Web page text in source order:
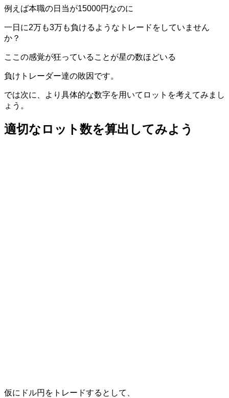
例えば本職の日当が15000円なのに
一日に2万も3万も負けるようなトレードをしていません
か？
ここの感覚が狂っていることが星の数ほどいる
負けトレーダー達の敗因です。
では次に、より具体的な数字を用いてロットを考えてみまし
ょう。
適切なロット数を算出してみよう
仮にドル円をトレードするとして、